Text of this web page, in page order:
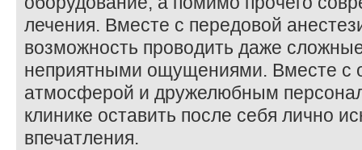
лечения. Вместе с передовой
возможность проводить даже
неприятными ощущениями. Вместе с
атмосферой и дружелюбным
клинике оставить после себя лично
впечатления.